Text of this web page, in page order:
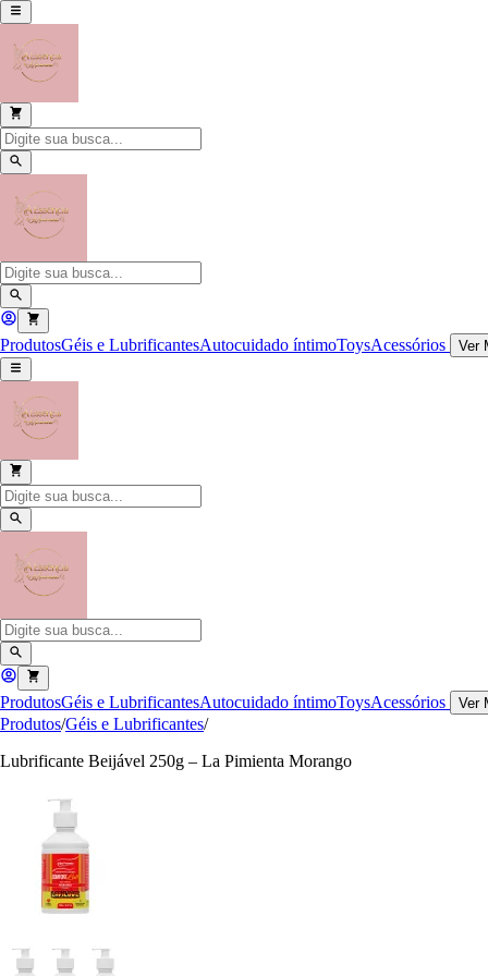
ProdutosGéis e LubrificantesAutocuidado íntimoToysAcessórios Ver
ProdutosGéis e LubrificantesAutocuidado íntimoToysAcessórios Ver
Produtos/Géis e Lubrificantes/
Lubrificante Beijável 250g – La Pimienta Morango